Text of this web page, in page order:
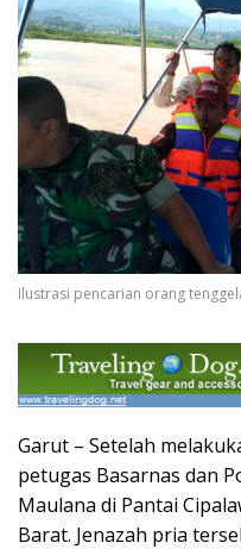
Ilustrasi pencarian orang
Garut – Setelah
petugas Basarnas dan
Maulana di Pantai
Barat. Jenazah pria